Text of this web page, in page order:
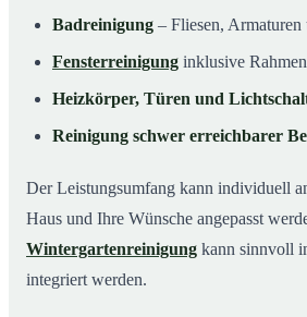
Badreinigung – Fliesen, Armaturen
Fensterreinigung inklusive
Heizkörper, Türen und
Reinigung schwer erreichbarer
Der Leistungsumfang kann individuell
Haus und Ihre Wünsche angepasst
Wintergartenreinigung kann sinnvoll
integriert werden.